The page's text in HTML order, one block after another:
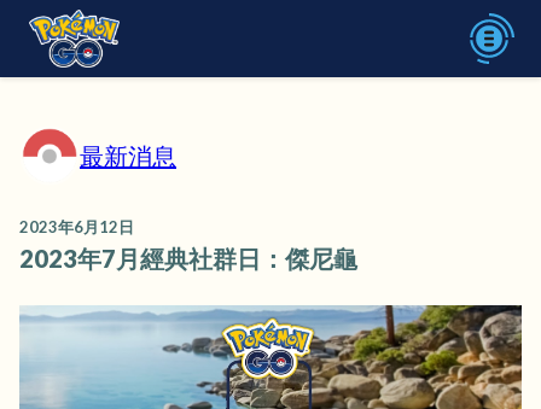
最新消息
2023年6月12日
2023年7月經典社群日：傑尼龜